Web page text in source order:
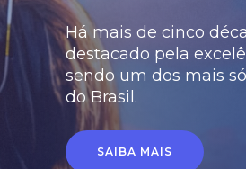
Há mais de cinco
destacado pela
sendo um dos mais
do Brasil.
SAIBA MAIS